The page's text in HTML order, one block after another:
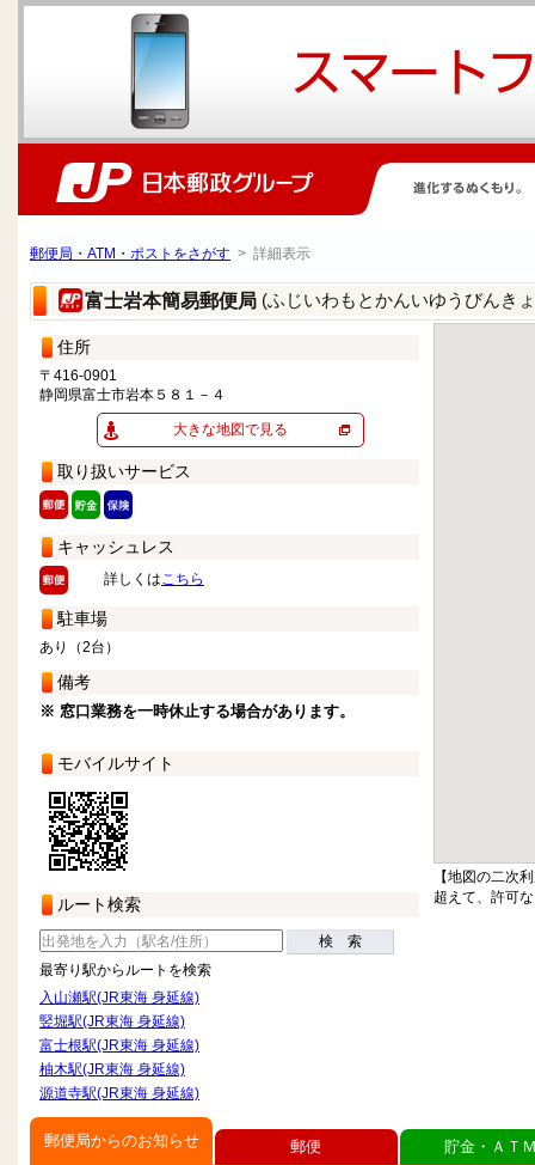
郵便局・ATM・ポストをさがす > 詳細表示
富士岩本簡易郵便局 (ふじいわもとかんいゆうびんき
住所
〒416-0901
静岡県富士市岩本５８１－４
大きな地図で見る
取り扱いサービス
キャッシュレス
詳しくはこちら
駐車場
あり（2台）
備考
※ 窓口業務を一時休止する場合があります。
モバイルサイト
ルート検索
検 索
最寄り駅からルートを検索
入山瀬駅(JR東海 身延線)
竪堀駅(JR東海 身延線)
富士根駅(JR東海 身延線)
柚木駅(JR東海 身延線)
源道寺駅(JR東海 身延線)
【地図の二次
超えて、許可
郵便局からのお知らせ 郵便 貯金・ＡＴ